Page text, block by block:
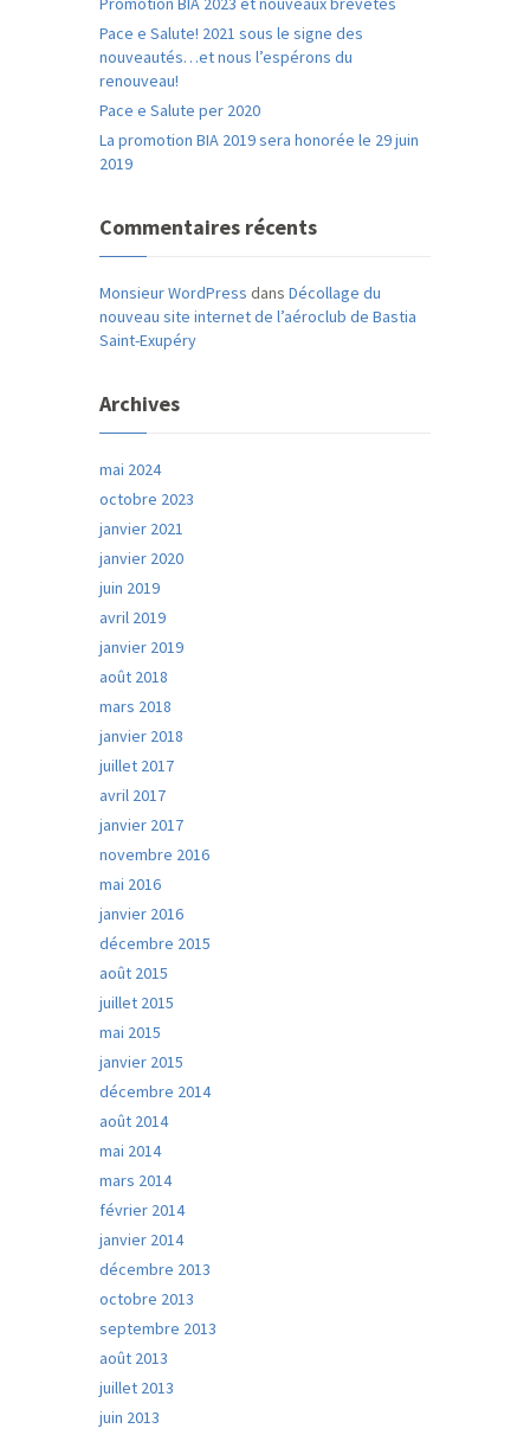
Pace e Salute! 2021 sous le signe des
nouveautés…et nous l’espérons du
renouveau!
Pace e Salute per 2020
La promotion BIA 2019 sera honorée le 29 juin
2019
Commentaires récents
Monsieur WordPress dans Décollage du
nouveau site internet de l’aéroclub de Bastia
Saint-Exupéry
Archives
mai 2024
octobre 2023
janvier 2021
janvier 2020
juin 2019
avril 2019
janvier 2019
août 2018
mars 2018
janvier 2018
juillet 2017
avril 2017
janvier 2017
novembre 2016
mai 2016
janvier 2016
décembre 2015
août 2015
juillet 2015
mai 2015
janvier 2015
décembre 2014
août 2014
mai 2014
mars 2014
février 2014
janvier 2014
décembre 2013
octobre 2013
septembre 2013
août 2013
juillet 2013
juin 2013